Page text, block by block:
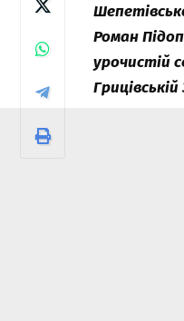
Роман
урочистій